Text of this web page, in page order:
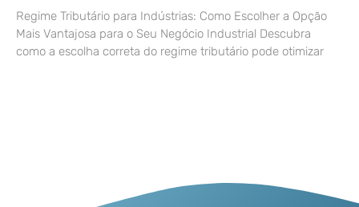
Regime Tributário para Indústrias: Como Escolher a Opção
Mais Vantajosa para o Seu Negócio Industrial Descubra
como a escolha correta do regime tributário pode otimizar